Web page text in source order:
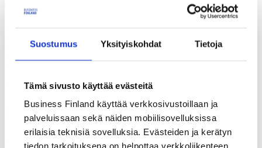
Suostumus Yksityiskohdat Tietoja
Tämä sivusto käyttää evästeitä
Business Finland käyttää verkkosivustoillaan ja
palveluissaan sekä näiden mobiilisovelluksissa
erilaisia teknisiä sovelluksia. Evästeiden ja kerätyn
tiedon tarkoituksena on helpottaa verkkoliikenteen
T&K-toiminnan ja sille myönnetyn rahoituksen yhteyttä
innovaatioiden määrään. Lisäksi analysoidaan menestyvien
voivat parantaa julkisen T&K-tuen ja T&K-henkilöstön yritysten
välistä jakaantumista sekä näin edistää innovaatioihin perustuvaa
Yhteyshenkilö: Mika Maliranta, Labore ja Terhi Maczulskij, ETLA
Renewing Businesses through Innovative Corporate-Startup
Collaboration?
Aalto yliopiston hankkeessa tarkastellaan, miten yhteistyö